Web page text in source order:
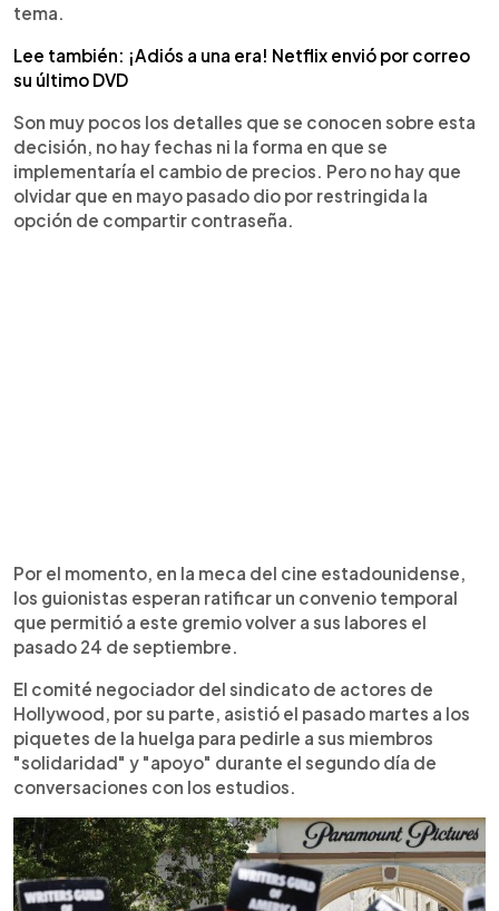
tema.
Lee también: ¡Adiós a una era! Netflix envió por correo
su último DVD
Son muy pocos los detalles que se conocen sobre esta
decisión, no hay fechas ni la forma en que se
implementaría el cambio de precios. Pero no hay que
olvidar que en mayo pasado dio por restringida la
opción de compartir contraseña.
Por el momento, en la meca del cine estadounidense,
los guionistas esperan ratificar un convenio temporal
que permitió a este gremio volver a sus labores el
pasado 24 de septiembre.
El comité negociador del sindicato de actores de
Hollywood, por su parte, asistió el pasado martes a los
piquetes de la huelga para pedirle a sus miembros
"solidaridad" y "apoyo" durante el segundo día de
conversaciones con los estudios.